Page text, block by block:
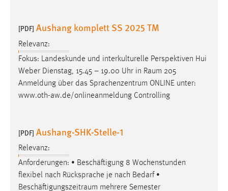
[PDF] Aushang komplett SS 2025 TM
Relevanz:
Fokus: Landeskunde und interkulturelle Perspektiven Hui
Weber Dienstag, 15.45 – 19.00 Uhr in Raum 205
Anmeldung über das Sprachenzentrum ONLINE unter:
www.oth-aw.de/onlineanmeldung Controlling
[PDF] Aushang-SHK-Stelle-1
Relevanz:
Anforderungen: • Beschäftigung 8 Wochenstunden
flexibel nach Rücksprache je nach Bedarf •
Beschäftigungszeitraum mehrere Semester